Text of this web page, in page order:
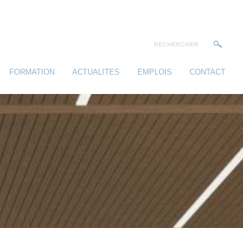
FORMATION ACTUALITES EMPLOIS CONTACT